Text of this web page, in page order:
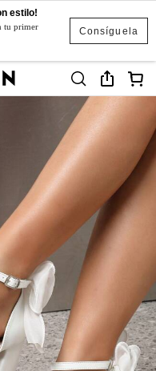
Consíguela
estilo!
tu primer